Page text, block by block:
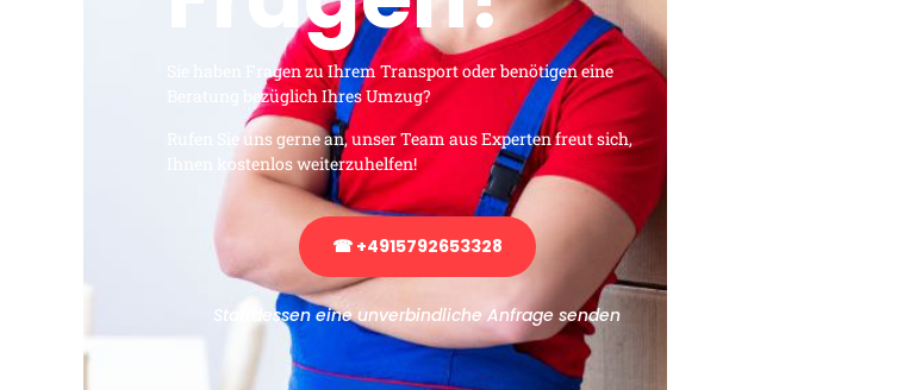
Sie haben Fragen zu Ihrem Transport oder benötigen eine
Beratung bezüglich Ihres Umzug?
Rufen Sie uns gerne an, unser Team aus Experten freut sich,
Ihnen kostenlos weiterzuhelfen!
☎ +4915792653328
Stattdessen eine unverbindliche Anfrage senden